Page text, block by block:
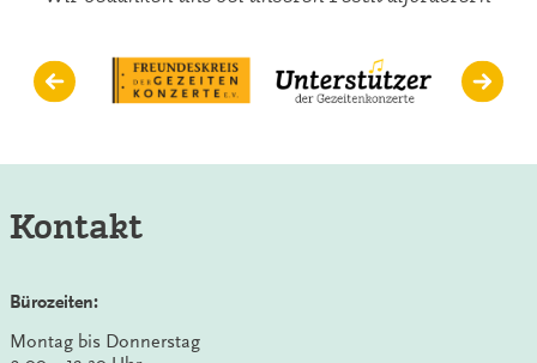
Kontakt
Bürozeiten:
Montag bis Donnerstag